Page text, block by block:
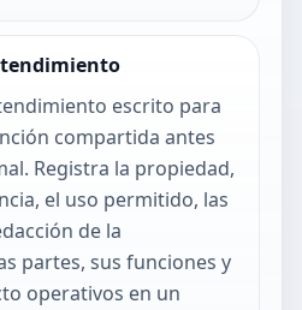
escrito para
compartida antes
Registra la propiedad,
el uso permitido, las
de la
partes, sus funciones y
operativos en un